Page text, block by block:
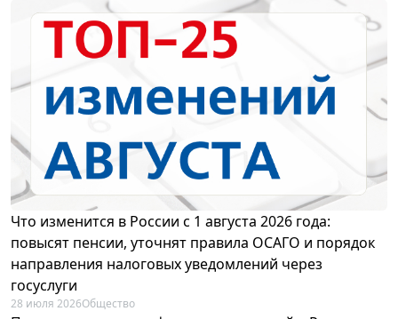
Что изменится в России с 1 августа 2026 года:
повысят пенсии, уточнят правила ОСАГО и порядок
направления налоговых уведомлений через
госуслуги
28 июля 2026Общество